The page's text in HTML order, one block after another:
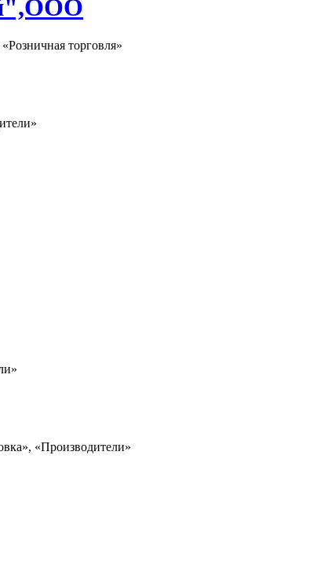
торговля»
«Производители»